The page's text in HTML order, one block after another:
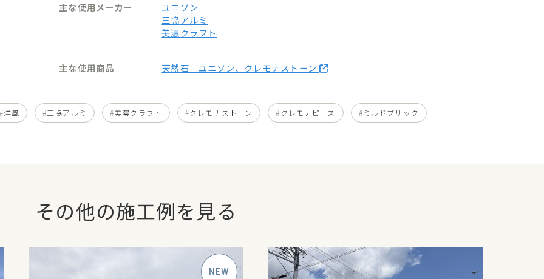
主な使用メーカー
ユニソン
三協アルミ
美濃クラフト
主な使用商品 天然石 ユニソン、クレモナストーン
洋風 三協アルミ 美濃クラフト クレモナストーン クレモナピース ミルドブリック
その他の施工例を見る